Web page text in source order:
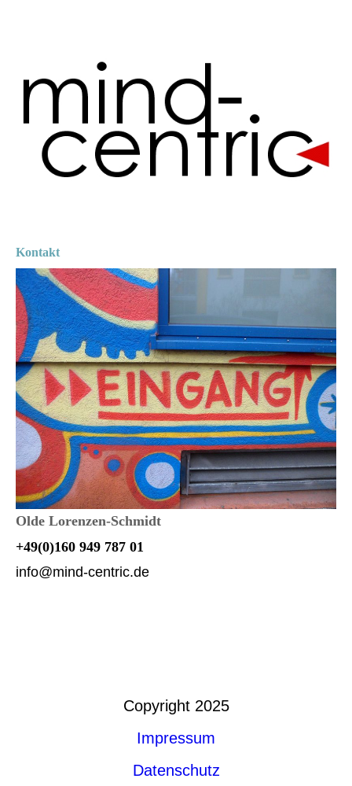
Kontakt
Olde Lorenzen-Schmidt
+49(0)160 949 787 01
info@mind-centric.de
Copyright 2025
Impressum
Datenschutz